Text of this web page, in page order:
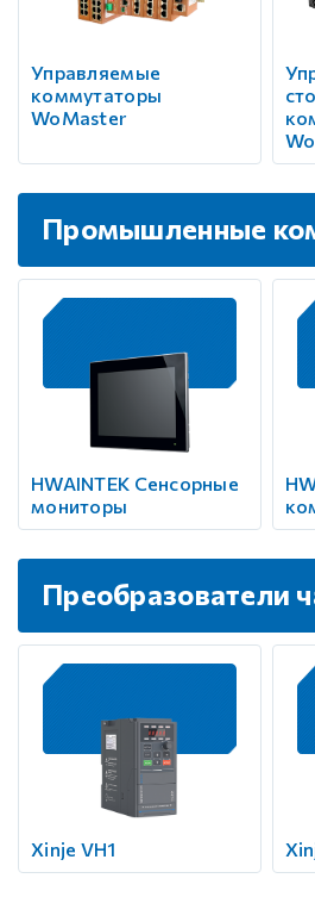
Управляемые
коммутаторы
WoMaster
Промышленные
HWAINTEK Сенсорные
мониторы
Преобразователи
Xinje VH1